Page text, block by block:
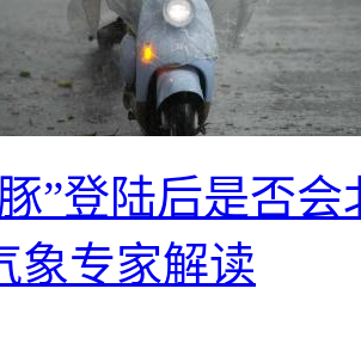
”登陆后是否
象专家解读